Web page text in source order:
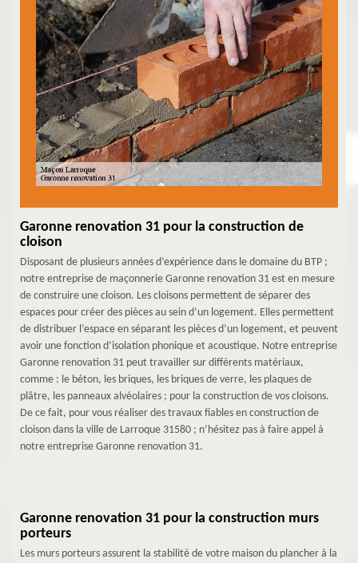
Garonne renovation 31 pour la construction de
cloison
Disposant de plusieurs années d’expérience dans le domaine du BTP ;
notre entreprise de maçonnerie Garonne renovation 31 est en mesure
de construire une cloison. Les cloisons permettent de séparer des
espaces pour créer des pièces au sein d’un logement. Elles permettent
de distribuer l’espace en séparant les pièces d’un logement, et peuvent
avoir une fonction d’isolation phonique et acoustique. Notre entreprise
Garonne renovation 31 peut travailler sur différents matériaux,
comme : le béton, les briques, les briques de verre, les plaques de
plâtre, les panneaux alvéolaires ; pour la construction de vos cloisons.
De ce fait, pour vous réaliser des travaux fiables en construction de
cloison dans la ville de Larroque 31580 ; n’hésitez pas à faire appel à
notre entreprise Garonne renovation 31.
Garonne renovation 31 pour la construction murs
porteurs
Les murs porteurs assurent la stabilité de votre maison du plancher à la